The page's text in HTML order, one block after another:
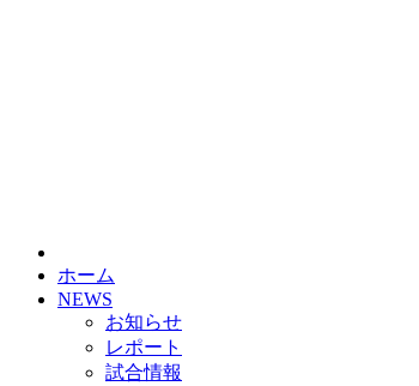
ホーム
NEWS
お知らせ
レポート
試合情報